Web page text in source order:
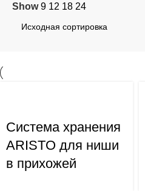
Show9 12 18 24
Система хранения
ARISTO для ниши
в прихожей